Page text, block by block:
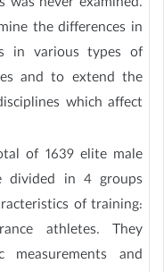
the differences in
in various types of
and to extend the
which affect
of 1639 elite male
divided in 4 groups
of training:
athletes. They
measurements and